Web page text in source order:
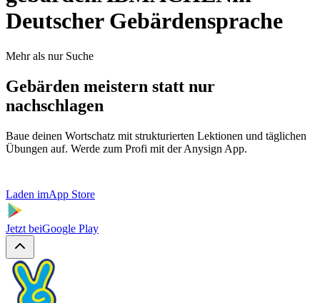
Deutscher Gebärdensprache
Mehr als nur Suche
Gebärden meistern statt nur
nachschlagen
Baue deinen Wortschatz mit strukturierten Lektionen und täglichen
Übungen auf. Werde zum Profi mit der Anysign App.
Laden imApp Store
Jetzt beiGoogle Play